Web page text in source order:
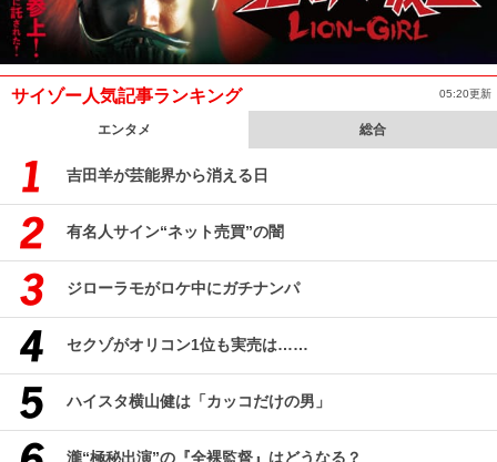
サイゾー人気記事ランキング 05:20更新
エンタメ 総合
吉田羊が芸能界から消える日
有名人サイン“ネット売買”の闇
ジローラモがロケ中にガチナンパ
セクゾがオリコン1位も実売は……
ハイスタ横山健は「カッコだけの男」
瀧“極秘出演”の『全裸監督』はどうなる？